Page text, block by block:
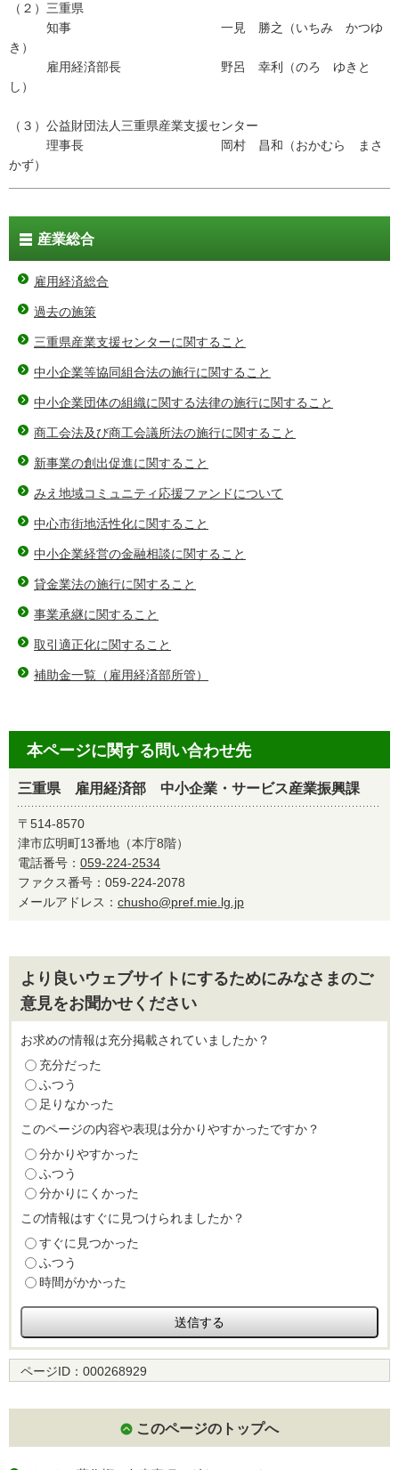
（２）三重県
知事 一見 勝之（いちみ かつゆ
き）
雇用経済部長 野呂 幸利（のろ ゆきと
し）
（３）公益財団法人三重県産業支援センター
理事長 岡村 昌和（おかむら まさ
かず）
産業総合
雇用経済総合
過去の施策
三重県産業支援センターに関すること
中小企業等協同組合法の施行に関すること
中小企業団体の組織に関する法律の施行に関すること
商工会法及び商工会議所法の施行に関すること
新事業の創出促進に関すること
みえ地域コミュニティ応援ファンドについて
中心市街地活性化に関すること
中小企業経営の金融相談に関すること
貸金業法の施行に関すること
事業承継に関すること
取引適正化に関すること
補助金一覧（雇用経済部所管）
本ページに関する問い合わせ先
三重県 雇用経済部 中小企業・サービス産業振興課
〒514-8570
津市広明町13番地（本庁8階）
電話番号： 059-224-2534
ファクス番号：059-224-2078
メールアドレス： chusho@pref.mie.lg.jp
より良いウェブサイトにするためにみなさまのご
意見をお聞かせください
お求めの情報は充分掲載されていましたか？
充分だった
ふつう
足りなかった
このページの内容や表現は分かりやすかったですか？
分かりやすかった
ふつう
分かりにくかった
この情報はすぐに見つけられましたか？
すぐに見つかった
ふつう
時間がかかった
ページID： 000268929
このページのトップへ